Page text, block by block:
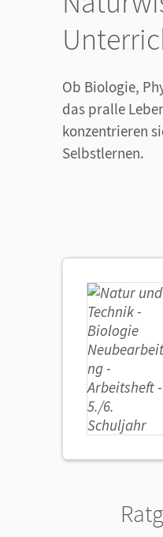
Ob Biologie,
das pralle
konzentrieren
Selbstlernen.